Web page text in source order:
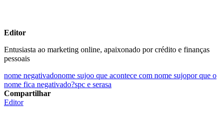
Editor
Entusiasta ao marketing online, apaixonado por crédito e finanças
pessoais
nome negativadonome sujoo que acontece com nome sujopor que o
nome fica negativado?spc e serasa
Compartilhar
Editor